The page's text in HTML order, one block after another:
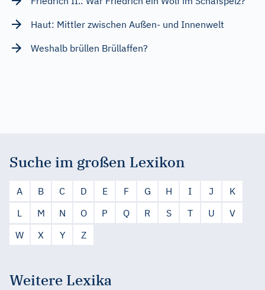
Haut: Mittler zwischen Außen- und Innenwelt
Weshalb brüllen Brüllaffen?
Suche im großen Lexikon
A B C D E F G H I J
K
L
M N O P Q R S T U
V
W
X Y Z
Weitere Lexika